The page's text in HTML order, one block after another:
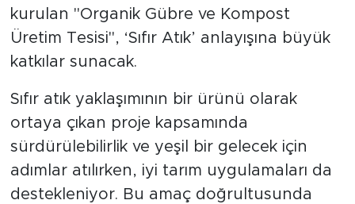
kurulan "Organik Gübre ve Kompost
Üretim Tesisi", ‘Sıfır Atık’ anlayışına büyük
katkılar sunacak.
Sıfır atık yaklaşımının bir ürünü olarak
ortaya çıkan proje kapsamında
sürdürülebilirlik ve yeşil bir gelecek için
adımlar atılırken, iyi tarım uygulamaları da
destekleniyor. Bu amaç doğrultusunda